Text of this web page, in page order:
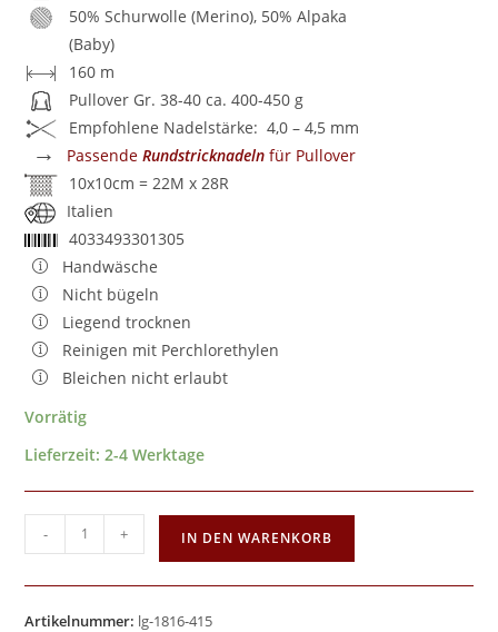
50% Schurwolle (Merino), 50% Alpaka
(Baby)
160 m
Pullover Gr. 38-40 ca. 400-450 g
Empfohlene Nadelstärke: 4,0 – 4,5 mm
→ PassendeRundstricknadeln für Pullover
10x10cm = 22M x 28R
Italien
4033493301305
Handwäsche
Nicht bügeln
Liegend trocknen
Reinigen mit Perchlorethylen
Bleichen nicht erlaubt
Vorrätig
Lieferzeit:2-4 Werktage
- + IN DEN WARENKORB
Artikelnummer: lg-1816-415